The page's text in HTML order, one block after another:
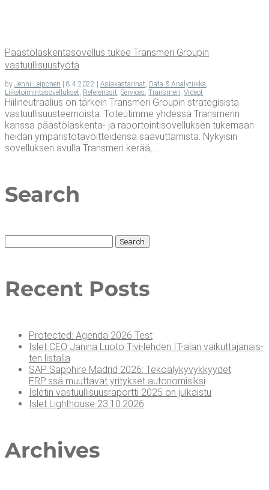
Pääs­tö­las­ken­ta­so­vel­lus tukee Trans­me­ri Grou­pin
vastuullisuustyötä
by Jenni Leiponen | 8.4.2022 | Asiakastarinat Data & Analytiikka
Liiketoimintasovellukset Referenssit Services Transmeri Videot
Hiilineutraalius on tärkein Transmeri Groupin strategisista
vastuullisuusteemoista. Toteutimme yhdessä Transmerin
kanssa päästölaskenta- ja raportointisovelluksen tukemaan
heidän ympäristötavoitteidensa saavuttamista. Nykyisin
sovelluksen avulla Transmeri kerää,...
Search
for:
Recent Posts
Pro­tec­ted: Agen­da 2026 Test
Islet CEO Jani­na Luo­to Tivi-leh­den IT-alan vai­kut­ta­ja­nais­
ten listalla
SAP Sapp­hi­re Madrid 2026: Teko­ä­ly­ky­vyk­kyy­det
ERP:ssä muut­ta­vat yri­tyk­set autonomisiksi
Isle­tin vas­tuul­li­suus­ra­port­ti 2025 on julkaistu
Islet Light­house 23.10.2026
Arc­hi­ves